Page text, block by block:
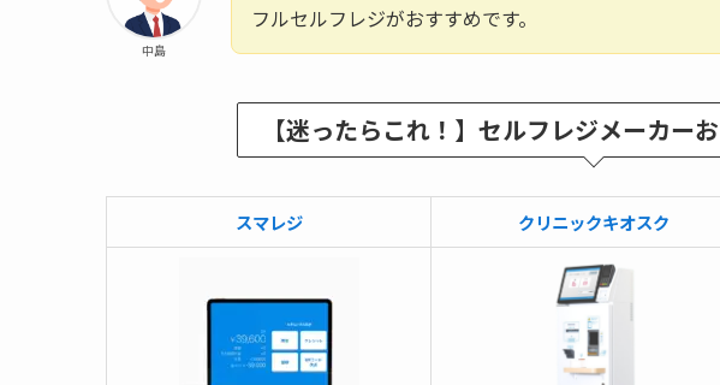
中島
フルセルフレジがおすすめです。
【迷ったらこれ！】セルフ レジメーカー
スマレジ クリニックキオスク